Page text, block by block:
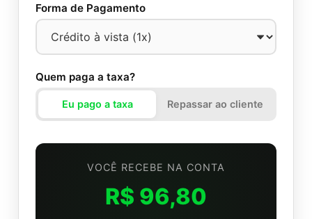
Forma de Pagamento
Quem paga a taxa?
Eu pago a taxa Repassar ao cliente
VOCÊ RECEBE NA CONTA
R$ 96,80